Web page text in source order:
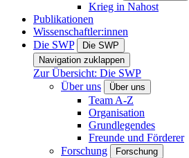
Krieg in Nahost
Publikationen
Wissenschaftler:innen
Die SWP
Die SWP
Navigation zuklappen
Zur Übersicht: Die SWP
Über uns
Über uns
Team A-Z
Organisation
Grundlegendes
Freunde und Förderer
Forschung
Forschung